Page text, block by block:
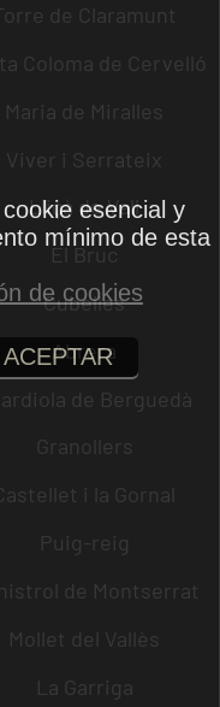
de Claramunt
Coloma de Cervelló
Maria de Miralles
Viver i Serrateix
Lliçà de Vall
El Bruc
Cubelles
Abrera
de Berguedà
Granollers
Castellet i la Gornal
Puig-reig
de Montserrat
Mollet del Vallès
La Garriga
esencial y
mínimo de esta
de cookies
ACEPTAR